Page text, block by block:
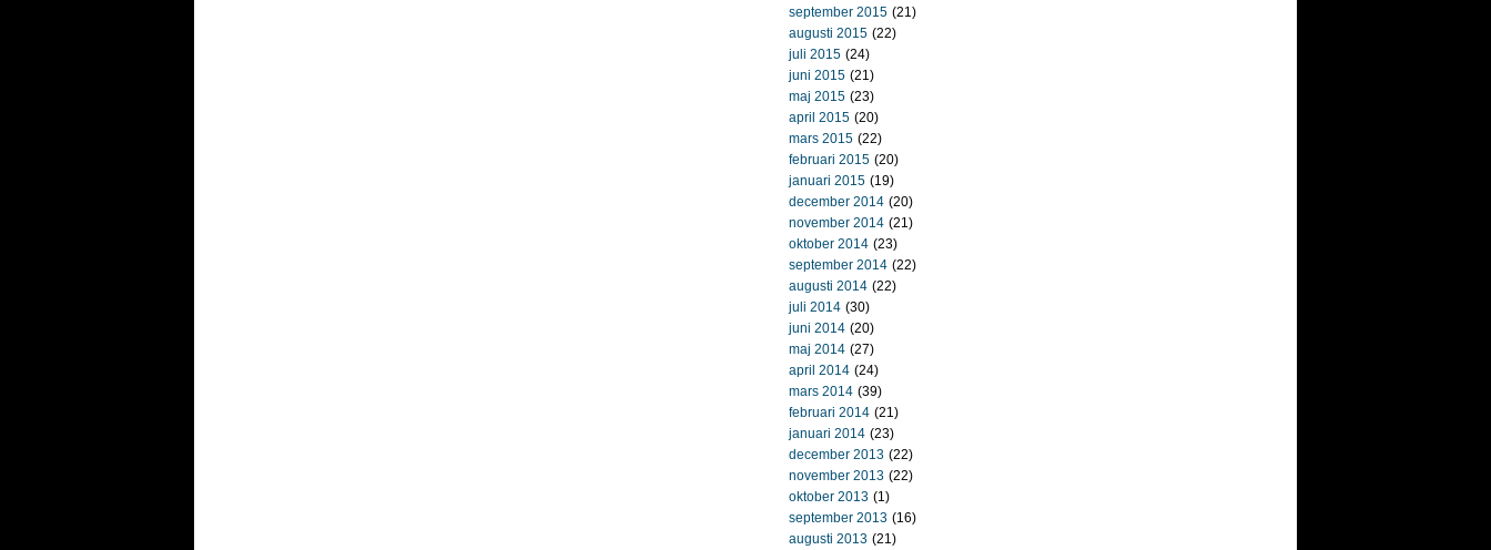
september 2015 (21)
augusti 2015 (22)
juli 2015 (24)
juni 2015 (21)
maj 2015 (23)
april 2015 (20)
mars 2015 (22)
februari 2015 (20)
januari 2015 (19)
december 2014 (20)
november 2014 (21)
oktober 2014 (23)
september 2014 (22)
augusti 2014 (22)
juli 2014 (30)
juni 2014 (20)
maj 2014 (27)
april 2014 (24)
mars 2014 (39)
februari 2014 (21)
januari 2014 (23)
december 2013 (22)
november 2013 (22)
oktober 2013 (1)
september 2013 (16)
augusti 2013 (21)